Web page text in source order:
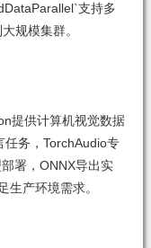
支持多
规模集群。
提供计算机视觉数据
任务，TorchAudio专
署，ONNX导出实
生产环境需求。